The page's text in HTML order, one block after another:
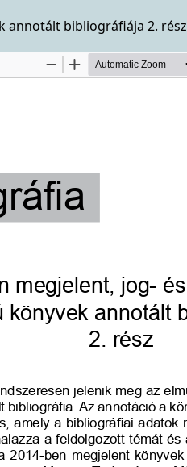
annotált bibliográfiája 2. rész